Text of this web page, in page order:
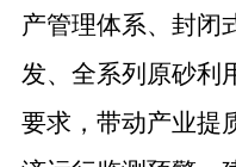
产管理体系、封闭
发、全系列原砂利
要求，带动产业提